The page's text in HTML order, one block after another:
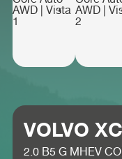
VOLVO
2.0 B5 G MHEV